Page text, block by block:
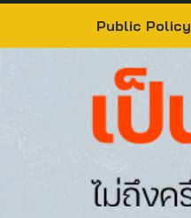
Public Policy